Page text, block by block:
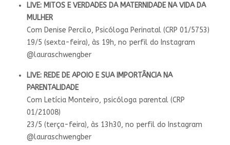
LIVE: MITOS E VERDADES DA MATERNIDADE NA VIDA DA
MULHER
Com Denise Percilo, Psicóloga Perinatal (CRP 01/5753)
19/5 (sexta-feira), às 19h, no perfil do Instagram
@lauraschwengber
LIVE: REDE DE APOIO E SUA IMPORTÂNCIA NA
PARENTALIDADE
Com Letícia Monteiro, psicóloga parental (CRP
01/21008)
23/5 (terça-feira), às 13h30, no perfil do Instagram
@lauraschwengber